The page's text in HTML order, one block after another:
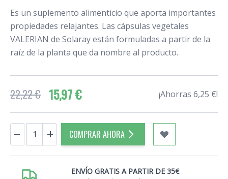
Es un suplemento alimenticio que aporta importantes
propiedades relajantes. Las cápsulas vegetales
VALERIAN de Solaray están formuladas a partir de la
raíz de la planta que da nombre al producto.
22,22 € 15,97 € ¡Ahorras 6,25 €!
Cantidad
− + COMPRAR AHORA
ENVÍO GRATIS A PARTIR DE 35€